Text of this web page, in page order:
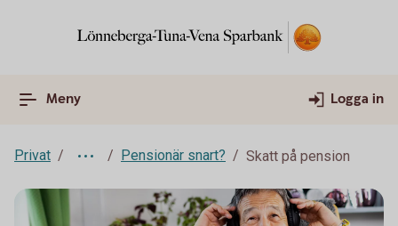
Meny Logga in
Privat Pensionär snart? Skatt på pension